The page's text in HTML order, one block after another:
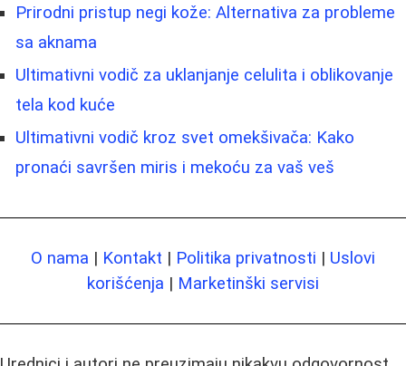
Prirodni pristup negi kože: Alternativa za probleme
sa aknama
Ultimativni vodič za uklanjanje celulita i oblikovanje
tela kod kuće
Ultimativni vodič kroz svet omekšivača: Kako
pronaći savršen miris i mekoću za vaš veš
O nama | Kontakt | Politika privatnosti | Uslovi
korišćenja | Marketinški servisi